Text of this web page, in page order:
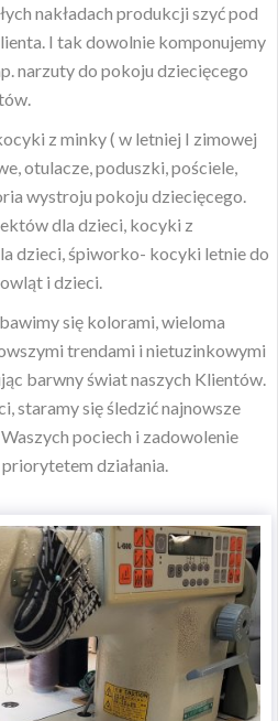
nakładach produkcji szyć pod
I tak dowolnie komponujemy
narzuty do pokoju dziecięcego
z minky ( w letniej I zimowej
otulacze, poduszki, pościele,
wystroju pokoju dziecięcego.
dla dzieci, kocyki z
dzieci, śpiworko- kocyki letnie do
i dzieci.
się kolorami, wieloma
trendami i nietuzinkowymi
barwny świat naszych Klientów.
staramy się śledzić najnowsze
pociech i zadowolenie
działania.